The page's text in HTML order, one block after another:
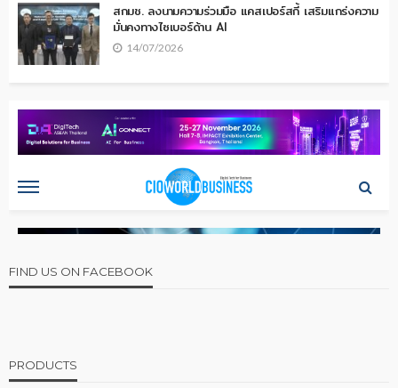
สกมช. ลงนามความร่วมมือ แคสเปอร์สกี้ เสริมแกร่งความ
มั่นคงทางไซเบอร์ด้าน AI
14/07/2026
FIND US ON FACEBOOK
PRODUCTS